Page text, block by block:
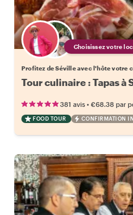
Choisissez votre
Profitez de Séville avec l'hôte votre
Tour culinaire : Tapas à
381 avis • €68.38 par
FOOD TOUR CONFIRMATION